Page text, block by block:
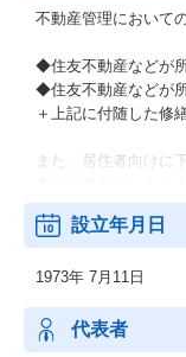
不動産管理において
◆住友不動産などが
◆住友不動産などが
＋上記に付随した修
また、居住者向けに
◆居住者向けの日用
設立年月日
1973年 7月11日
代表者